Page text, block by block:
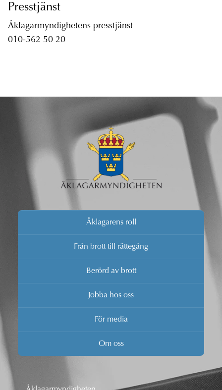
Presstjänst
Åklagarmyndighetens presstjänst
010-562 50 20
Åklagarens roll
Från brott till rättegång
Berörd av brott
Jobba hos oss
För media
Om oss